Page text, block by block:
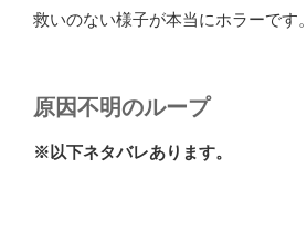
救いのない様子が本当にホラーです。
原因不明のループ
※以下ネタバレあります。